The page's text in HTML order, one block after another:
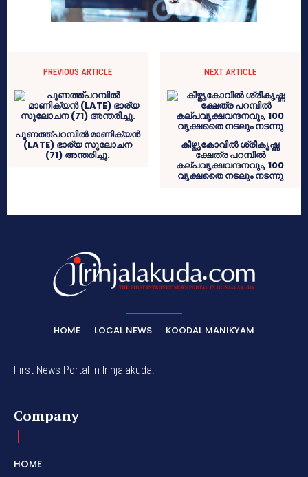
PREVIOUS ARTICLE
പൂണത്ത്പറമ്പില്‍ മാണിക്യന്‍
(LATE) ഭാര്യ സുലോചന
(71) അന്തരിച്ചു.
NEXT ARTICLE
കീഴ്തൃകോവിൽ ശ്രീകൃഷ്ണ
ക്ഷേത്ര പറമ്പിൽ
കല്പവൃക്ഷവന്ദനവും, 100
വൃക്ഷതൈ നടലും നടന്നു
HOME LOCAL NEWS KOODAL MANIKYAM
First News Portal in Irinjalakuda.
Company
HOME